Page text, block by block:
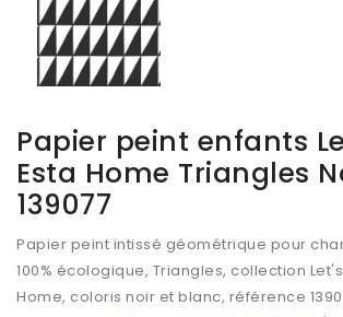
Papier peint enfants
Esta Home Triangles
139077
Papier peint intissé géométrique pour
100% écologique, Triangles, collection
Home, coloris noir et blanc, référence